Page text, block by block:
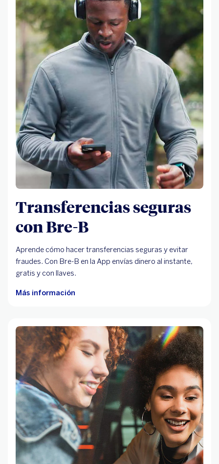
Transferencias seguras
con Bre-B
Aprende cómo hacer transferencias seguras y evitar
fraudes. Con Bre-B en la App envías dinero al instante,
gratis y con llaves.
Más información